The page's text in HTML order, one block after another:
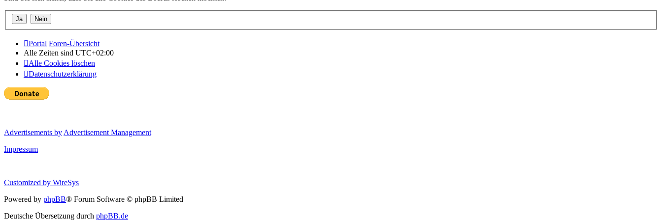
Portal Foren-Übersicht
Alle Zeiten sind UTC+02:00
Alle Cookies löschen
Datenschutzerklärung
Advertisements byAdvertisement Management
Impressum
Customized by WireSys
Powered by phpBB® Forum Software © phpBB Limited
Deutsche Übersetzung durch phpBB.de